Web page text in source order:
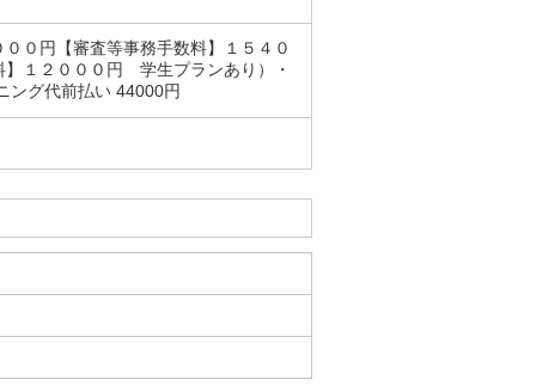
０円【審査等事務手数料】１５４０
】１２０００円 学生プランあり）・
ング代前払い 44000円